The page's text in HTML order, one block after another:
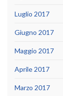
Luglio 2017
Giugno 2017
Maggio 2017
Aprile 2017
Marzo 2017